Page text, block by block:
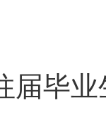
届毕